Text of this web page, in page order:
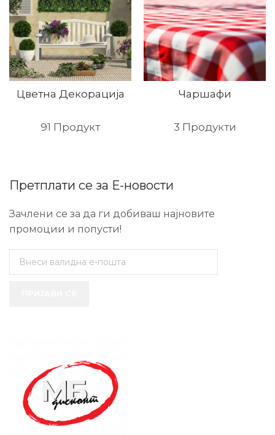
Цветна Декорација
91 Продукт
Чаршафи
3 Продукти
Претплати се за Е-новости
Зачлени се за да ги добиваш најновите
промоции и попусти!